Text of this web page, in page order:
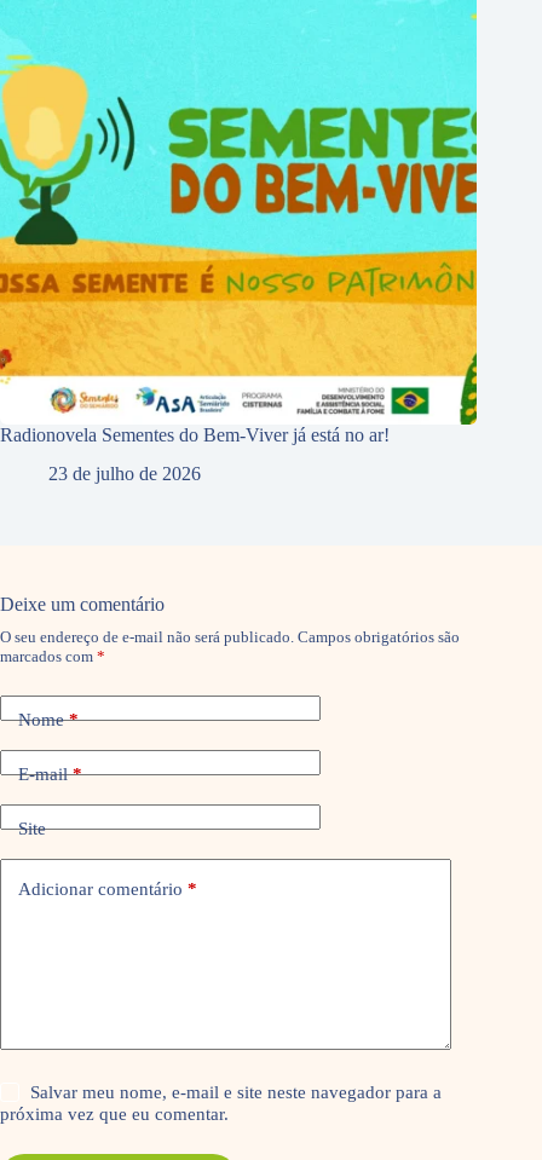
Radionovela Sementes do Bem-Viver já está no ar!
23 de julho de 2026
Deixe um comentário
O seu endereço de e-mail não será publicado. Campos obrigatórios são
marcados com *
Nome*
E-mail*
Site
Adicionar comentário *
Salvar meu nome, e-mail e site neste navegador para a
próxima vez que eu comentar.